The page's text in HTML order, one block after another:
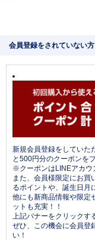
会員登録をされていない方
新規会員登録をしていた
と500円分のクーポンを
※クーポンはLINEアカウ
また、会員様限定にお買
るポイントや、誕生日月
他にも新商品情報や限定
ットも充実！！
上記バナーをクリックす
ぜひ、この機会に会員登
い！